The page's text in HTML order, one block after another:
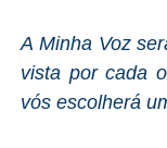
A Minha Voz
vista por cada
vós escolherá